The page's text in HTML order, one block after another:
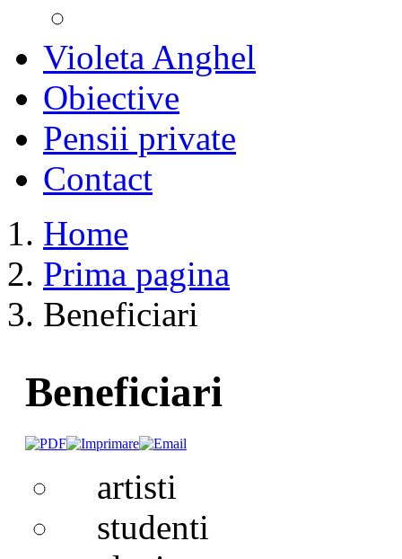
Violeta Anghel
Obiective
Pensii private
Contact
Home
Prima pagina
Beneficiari
Beneficiari
artisti
studenti